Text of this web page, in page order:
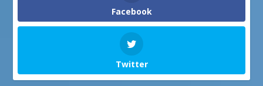
Facebook
Twitter